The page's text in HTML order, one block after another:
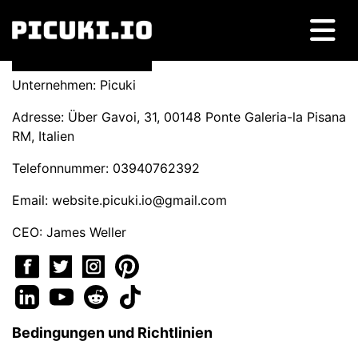
Unternehmen: Picuki
Adresse: Über Gavoi, 31, 00148 Ponte Galeria-la Pisana
RM, Italien
Telefonnummer: 03940762392
Email: website.picuki.io@gmail.com
CEO: James Weller
Bedingungen und Richtlinien